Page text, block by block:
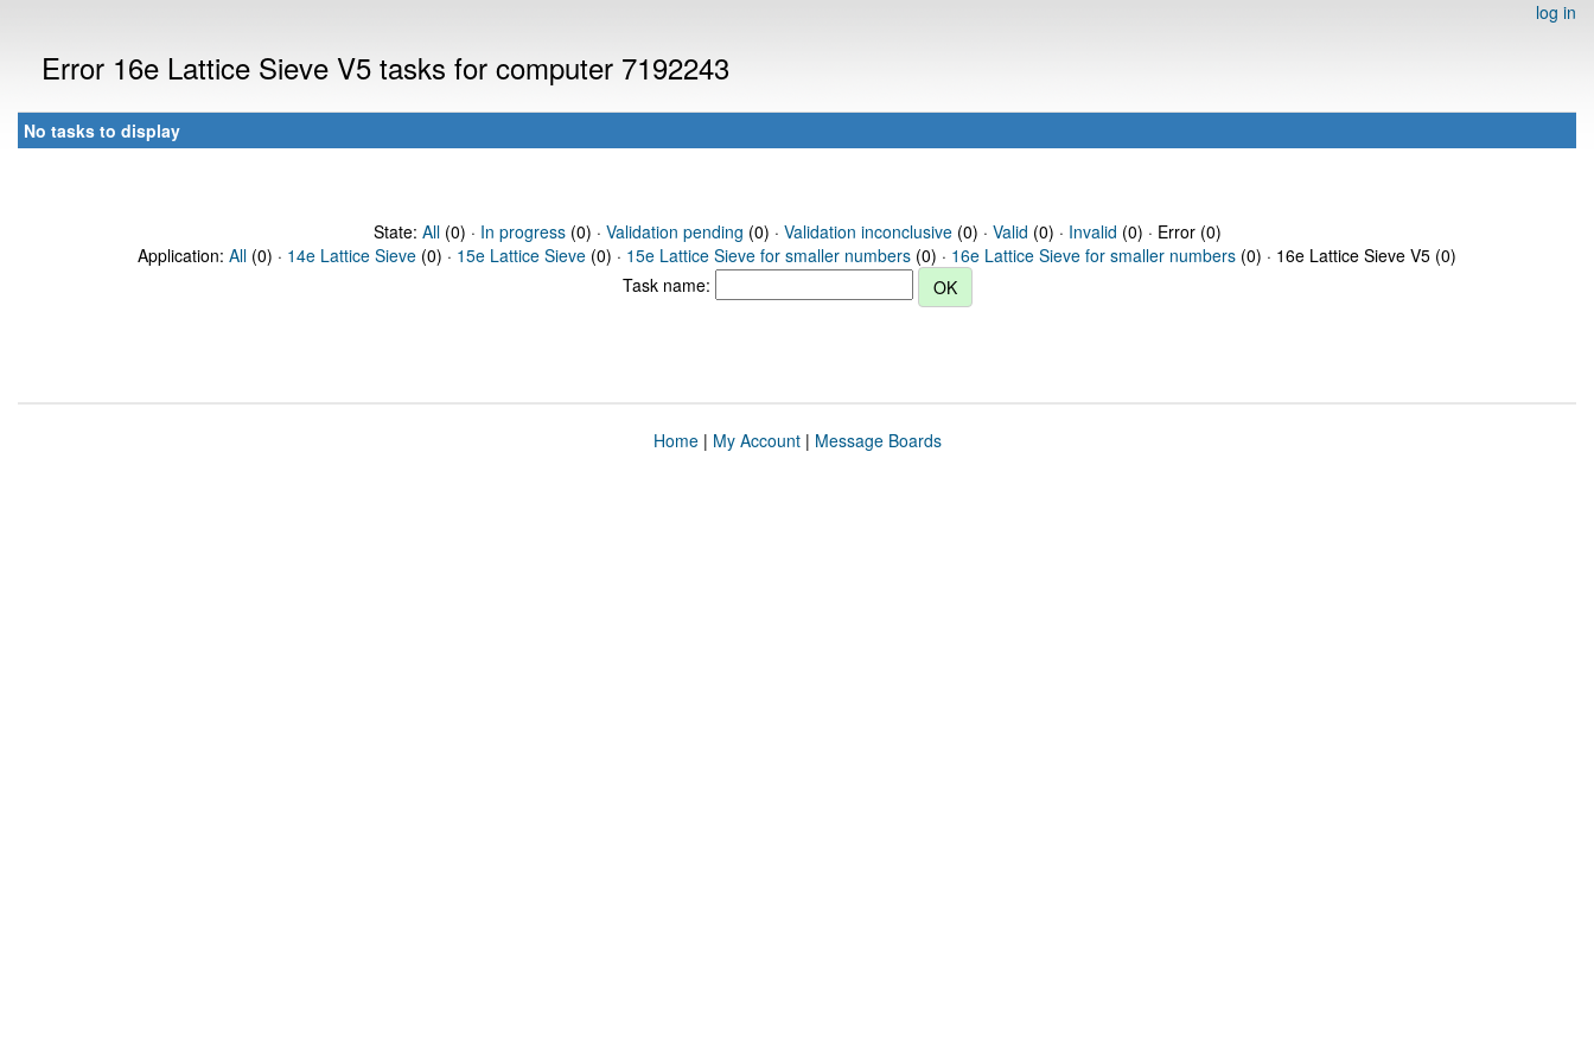
log in
Error 16e Lattice Sieve V5 tasks for computer 7192243
No tasks to display
State: All(0) · In progress(0) · Validation pending (0) · Validation inconclusive(0) · Valid (0) · Invalid (0) · Error (0)
Application: All (0) · 14e Lattice Sieve (0) · 15e Lattice Sieve (0) · 15e Lattice Sieve for smaller numbers (0) · 16e Lattice Sieve for smaller numbers (0) · 16e Lattice Sieve V5 (0)
Task name:
Home| My Account| Message Boards